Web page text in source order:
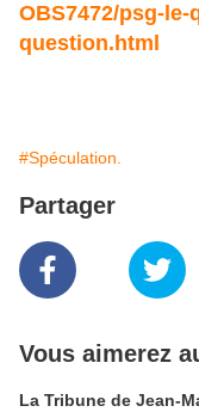
OBS7472/psg-
question.html
#Spéculation.
Partager
Vous aimerez
La Tribune de Jean-